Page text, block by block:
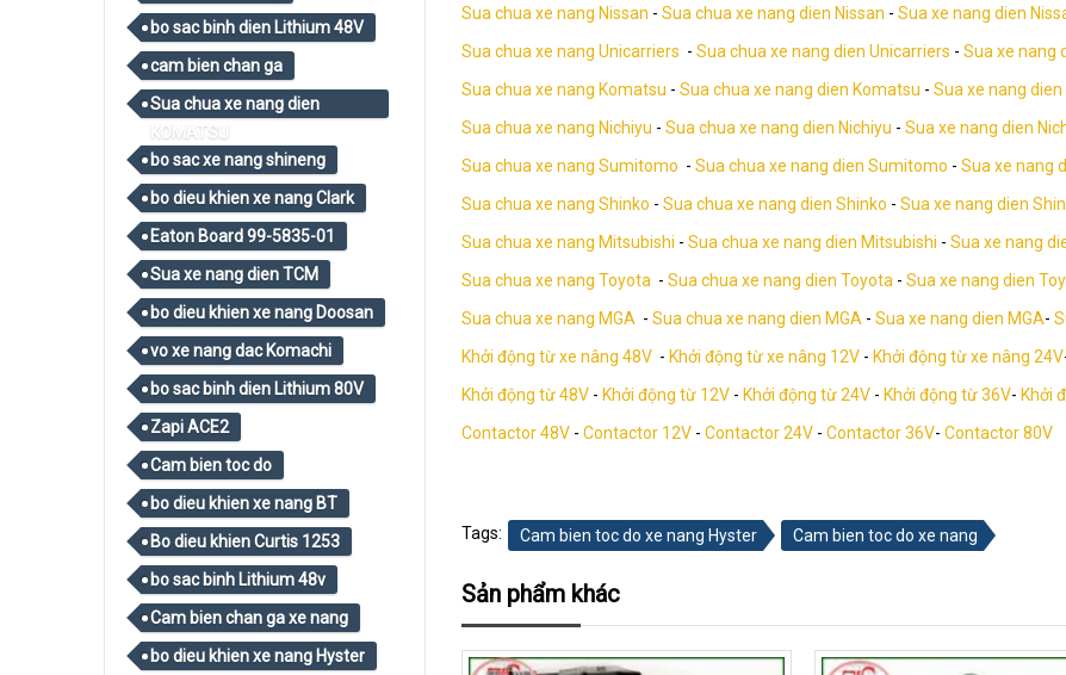
Sua chua xe nang Nissan - Sua chua xe nang dien Nissan - Sua xe nang dien
Sua chua xe nang Unicarriers - Sua chua xe nang dien Unicarriers - Sua xe nang
Sua chua xe nang Komatsu - Sua chua xe nang dien Komatsu - Sua xe nang
Sua chua xe nang Nichiyu - Sua chua xe nang dien Nichiyu - Sua xe nang dien
Sua chua xe nang Sumitomo - Sua chua xe nang dien Sumitomo - Sua xe nang
Sua chua xe nang Shinko - Sua chua xe nang dien Shinko - Sua xe nang dien
Sua chua xe nang Mitsubishi - Sua chua xe nang dien Mitsubishi - Sua xe nang
Sua chua xe nang Toyota - Sua chua xe nang dien Toyota - Sua xe nang dien
Sua chua xe nang MGA - Sua chua xe nang dien MGA - Sua xe nang dien MGA-
Khởi động từ xe nâng 48V - Khởi động từ xe nâng 12V - Khởi động từ xe nâng 24V
Khởi động từ 48V - Khởi động từ 12V - Khởi động từ 24V - Khởi động từ 36V- Khởi
Contactor 48V - Contactor 12V - Contactor 24V - Contactor 36V- Contactor 80V
Tags: Cam bien toc do xe nang Hyster Cam bien toc do xe nang
Sản phẩm khác
bo sac binh dien Lithium 48V
cam bien chan ga
Sua chua xe nang dien
KOMATSU
bo sac xe nang shineng
bo dieu khien xe nang Clark
Eaton Board 99-5835-01
Sua xe nang dien TCM
bo dieu khien xe nang Doosan
vo xe nang dac Komachi
bo sac binh dien Lithium 80V
Zapi ACE2
Cam bien toc do
bo dieu khien xe nang BT
Bo dieu khien Curtis 1253
bo sac binh Lithium 48v
Cam bien chan ga xe nang
bo dieu khien xe nang Hyster